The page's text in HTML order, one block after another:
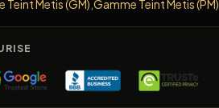
Teint Metis (GM) Gamme Teint Metis (PM)